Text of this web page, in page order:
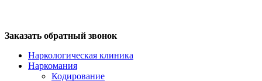
Заказать обратный звонок
Наркологическая клиника
Наркомания
Кодирование